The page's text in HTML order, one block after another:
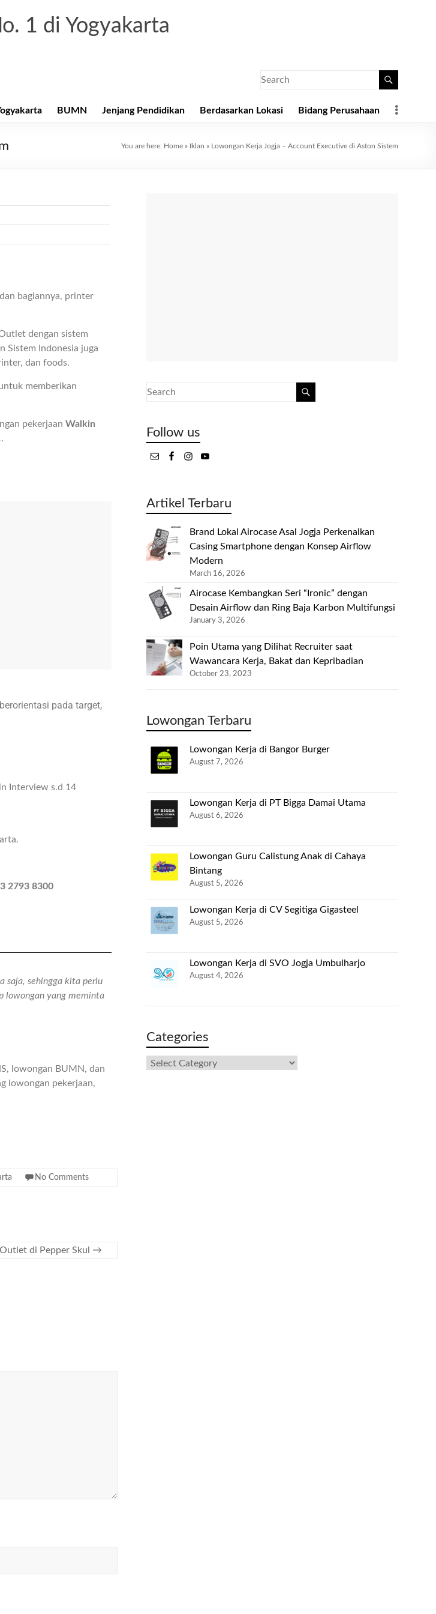
1 di Yogyakarta
BUMN Jenjang Pendidikan Berdasarkan Lokasi Bidang Perusahaan
You are here: Home » Iklan » Lowongan Kerja Jogja – Account Executive di Aston Sistem
bagiannya, printer
dengan sistem
Sistem Indonesia juga
dan foods.
memberikan
pekerjaan Walkin
pada target,
Interview s.d 14
2793 8300
saja, sehingga kita perlu
lowongan yang meminta
lowongan BUMN, dan
lowongan pekerjaan,
No Comments
di Pepper Skul →
Follow us
Artikel Terbaru
Brand Lokal Airocase Asal Jogja Perkenalkan
Casing Smartphone dengan Konsep Airflow
Modern
March 16, 2026
Airocase Kembangkan Seri “Ironic” dengan
Desain Airflow dan Ring Baja Karbon Multifungsi
January 3, 2026
Poin Utama yang Dilihat Recruiter saat
Wawancara Kerja, Bakat dan Kepribadian
October 23, 2023
Lowongan Terbaru
Lowongan Kerja di Bangor Burger
August 7, 2026
Lowongan Kerja di PT Bigga Damai Utama
August 6, 2026
Lowongan Guru Calistung Anak di Cahaya
Bintang
August 5, 2026
Lowongan Kerja di CV Segitiga Gigasteel
August 5, 2026
Lowongan Kerja di SVO Jogja Umbulharjo
August 4, 2026
Categories